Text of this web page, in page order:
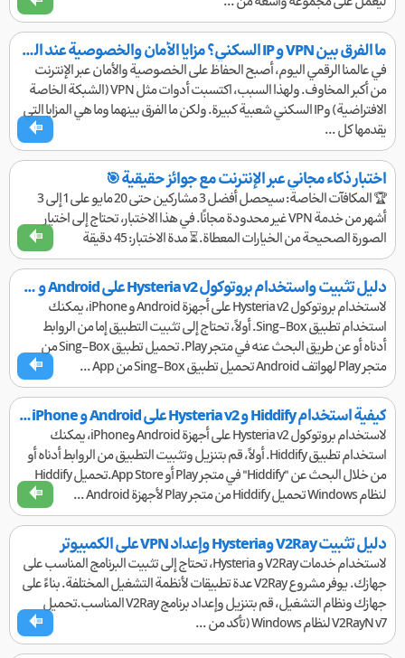
ما الفرق بين VPN و IP السكني؟ مزايا الأمان والخصوصية عند التصفح | NetShekan
في عالمنا الرقمي اليوم، أصبح الحفاظ على الخصوصية والأمان عبر الإنترنت
من أكبر المخاوف. ولهذا السبب، اكتسبت أدوات مثل VPN (الشبكة الخاصة
الافتراضية) وIP السكني شعبية كبيرة. ولكن ما الفرق بينهما وما هي المزايا التي
يقدمها كل ...
اختبار ذكاء مجاني عبر الإنترنت مع جوائز حقيقية 🎯
🏆 المكافآت الخاصة: سيحصل أفضل 3 مشاركين حتى 20 مايو على 1 إلى 3
أشهر من خدمة VPN غير محدودة مجانًا. في هذا الاختبار، تحتاج إلى اختيار
الصورة الصحيحة من الخيارات المعطاة. ⏳ مدة الاختبار: 45 دقيقة
دليل تثبيت واستخدام بروتوكول Hysteria v2 على Android و iPhone
لاستخدام بروتوكول Hysteria v2 على أجهزة Android و iPhone، يمكنك
استخدام تطبيق Sing-Box. أولاً، تحتاج إلى تثبيت التطبيق إما من الروابط
أدناه أو عن طريق البحث عنه في متجر Play. تحميل تطبيق Sing-Box من
متجر Play لهواتف Android تحميل تطبيق Sing-Box من App ...
كيفية استخدام Hiddify و Hysteria v2 على Android و iPhone | دليل شامل من NetShekan
لاستخدام بروتوكول Hysteria v2 على أجهزة Android وiPhone، يمكنك
استخدام تطبيق Hiddify. أولاً، قم بتنزيل وتثبيت التطبيق من الروابط أدناه أو
من خلال البحث عن "Hiddify" في متجر Play أو App Store.تحميل Hiddify
لنظام Windows تحميل Hiddify من متجر Play لأجهزة Android ...
دليل تثبيت V2Ray وHysteria وإعداد VPN على الكمبيوتر
لاستخدام خدمات V2Ray و Hysteria، تحتاج إلى تثبيت البرنامج المناسب على
جهازك. يوفر مشروع V2Ray عدة تطبيقات لأنظمة التشغيل المختلفة. بناءً على
جهازك ونظام التشغيل، قم بتنزيل وإعداد برنامج V2Ray المناسب.تحميل
V2RayN v7 لنظام Windows (تأكد من ...